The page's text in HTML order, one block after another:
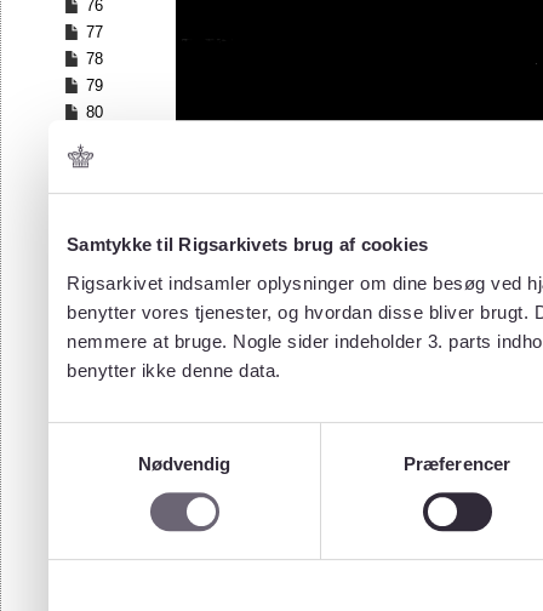
Samtykke til Rigsarkivets brug af cookies
Rigsarkivet indsamler oplysninger om dine besøg ved
benytter vores tjenester, og hvordan disse bliver
nemmere at bruge. Nogle sider indeholder 3. parts
benytter ikke denne data.
Nødvendig
Præferencer
76
77
78
79
80
82
83
85
87
88
89
90
97